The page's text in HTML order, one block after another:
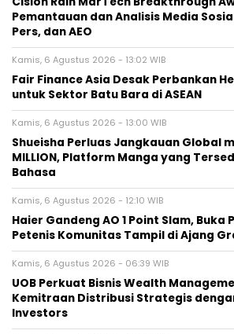
Pemantauan dan Analisis Media
Pers, dan AEO
Kamis, 6 Agustus 2026 - 13:02 WIB
Fair Finance Asia Desak Perbankan
untuk Sektor Batu Bara di ASEAN
Kamis, 6 Agustus 2026 - 13:00 WIB
Shueisha Perluas Jangkauan Global
MILLION, Platform Manga yang
Bahasa
Kamis, 6 Agustus 2026 - 12:10 WIB
Haier Gandeng AO 1 Point Slam, Buka
Petenis Komunitas Tampil di Ajang
Kamis, 6 Agustus 2026 - 06:39 WIB
UOB Perkuat Bisnis Wealth
Kemitraan Distribusi Strategis
Investors